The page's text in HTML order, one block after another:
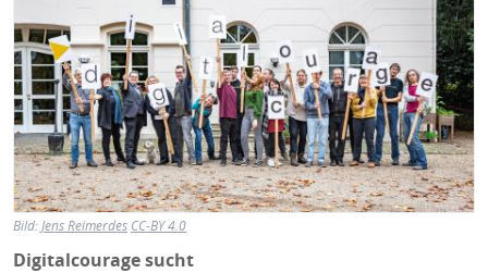
Bild:Jens Reimerdes CC-BY 4.0
Digitalcourage sucht